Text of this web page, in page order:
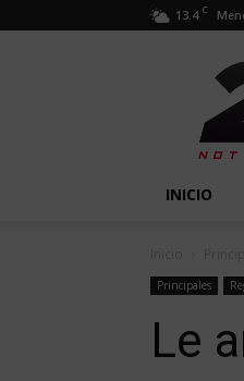
13.4 C
2634
INICIO
Principales
Le